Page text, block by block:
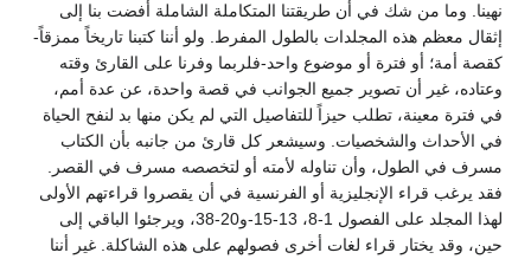
نهينا. وما من شك في أن طريقتنا المتكاملة الشاملة أفضت بنا إلى
إثقال معظم هذه المجلدات بالطول المفرط. ولو أننا كتبنا تاريخاً ممزقاً-
كقصة أمة؛ أو فترة أو موضوع واحد-فلربما وفرنا على القارئ وقته
وعتاده، غير أن تصوير جميع الجوانب في قصة واحدة، عن عدة أمم،
في فترة معينة، تطلب حيزاً للتفاصيل التي لم يكن منها بد لنفح الحياة
في الأحداث والشخصيات. وسيشعر كل قارئ من جانبه بأن الكتاب
مسرف في الطول، وأن تناوله لأمته أو لتخصصه مسرف في القصر.
فقد يرغب قراء الإنجليزية أو الفرنسية في أن يقصروا قراءتهم الأولى
لهذا المجلد على الفصول 1-8، 13-15-و20-38، ويرجئوا الباقي إلى
حين، وقد يختار قراء لغات أخرى فصولهم على هذه الشاكلة. غير أننا